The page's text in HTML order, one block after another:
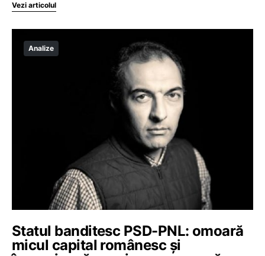
Vezi articolul
Analize
Statul banditesc PSD-PNL: omoară
micul capital românesc și